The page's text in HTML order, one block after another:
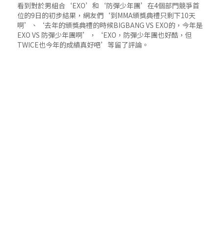
看到對於男組合‘EXO’和‘防彈少年團’在4個部門競爭首
位的9日的初步結果，網友們‘到MMA頒獎典禮只剩下10天
啊’、‘去年的頒獎典禮的時候BIGBANG VS EXO的，今年是
EXO VS 防彈少年團啊’，‘EXO，防彈少年團也好酷，但
TWICE也今年的成績真好吧’等留了評論。